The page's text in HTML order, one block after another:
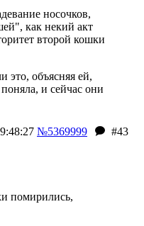
носочков,
как некий акт
второй кошки
это, объясняя ей,
и сейчас они
№5369999
#43
помирились,